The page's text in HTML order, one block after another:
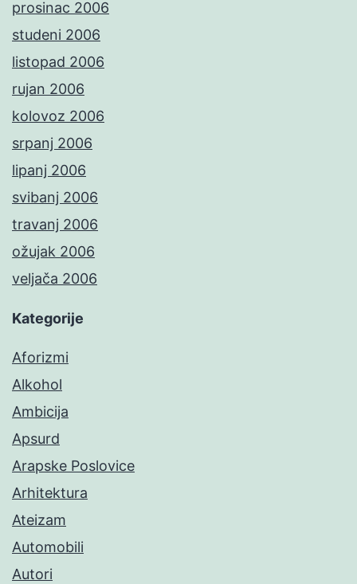
prosinac 2006
studeni 2006
listopad 2006
rujan 2006
kolovoz 2006
srpanj 2006
lipanj 2006
svibanj 2006
travanj 2006
ožujak 2006
veljača 2006
Kategorije
Aforizmi
Alkohol
Ambicija
Apsurd
Arapske Poslovice
Arhitektura
Ateizam
Automobili
Autori